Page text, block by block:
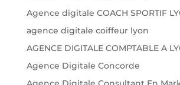
Agence digitale COACH SPORTIF
agence digitale coiffeur lyon
AGENCE DIGITALE COMPTABLE A
Agence Digitale Concorde